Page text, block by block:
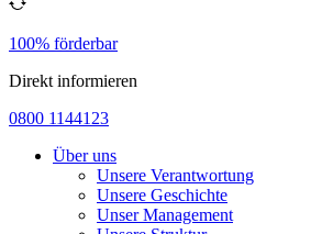
100% förderbar
Direkt informieren
0800 1144123
Über uns
Unsere Verantwortung
Unsere Geschichte
Unser Management